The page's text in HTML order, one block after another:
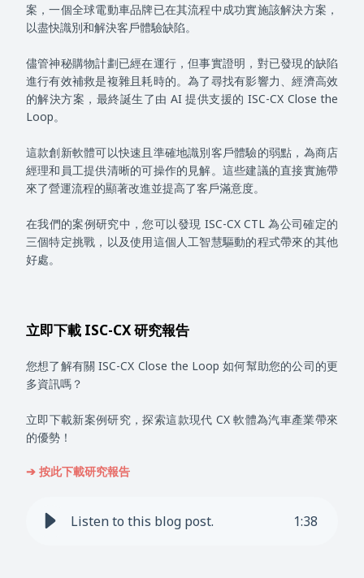
案，一個全球電動車品牌已在其流程中成功實施該解決方案，
以盡快識別和解決客戶體驗缺陷。
儘管神秘購物計劃已經在運行，但事實證明，對已發現的缺陷
進行有效補救是複雜且耗時的。為了尋找有影響力、經濟高效
的解決方案，最終誕生了由 AI 提供支援的 ISC-CX Close the
Loop。
這款創新軟體可以快速且準確地識別客戶體驗的弱點，為商店
經理和員工提供清晰的可操作的見解。這些建議的直接實施帶
來了營運流程的顯著改進並提高了客戶滿意度。
在我們的案例研究中，您可以發現 ISC-CX CTL 為公司確定的
三個特定挑戰，以及使用這個人工智慧驅動的程式帶來的其他
好處。
立即下載 ISC-CX 研究報告
您想了解有關 ISC-CX Close the Loop 如何幫助您的公司的更
多資訊嗎？
立即下載新案例研究，探索這款現代 CX 軟體為汽車產業帶來
的優勢！
➔ 按此下載研究報告
Listen to this blog post. 1:38